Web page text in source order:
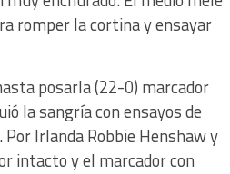
romper la cortina y ensayar
posarla (22-0) marcador
la sangría con ensayos de
Irlanda Robbie Henshaw y
intacto y el marcador con